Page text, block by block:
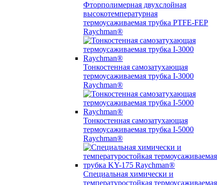
Фторполимерная двухслойная
высокотемпературная
термоусаживаемая трубка PTFE-FEP
Raychman®
Тонкостенная самозатухающая
термоусаживаемая трубка I-3000
Raychman®
Тонкостенная самозатухающая
термоусаживаемая трубка I-5000
Raychman®
Специальная химически и
температуростойкая термоусаживаемая